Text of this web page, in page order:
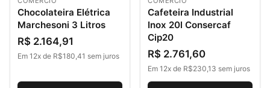
Chocolateira Elétrica
Marchesoni 3 Litros
R$ 2.164,91
Em 12x de R$180,41 sem juros
Cafeteira Industrial
Inox 20l Consercaf
Cip20
R$ 2.761,60
Em 12x de R$230,13 sem juros